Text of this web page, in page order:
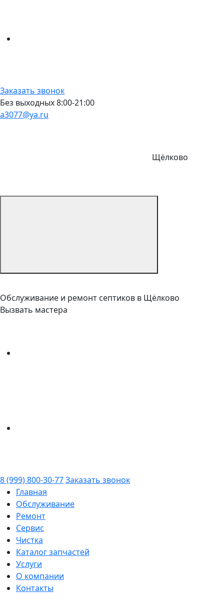
Заказать звонок
Без выходных 8:00-21:00
a3077@ya.ru
Щёлково
Обслуживание и ремонт септиков в Щёлково
Вызвать мастера
8 (999) 800-30-77Заказать звонок
Главная
Обслуживание
Ремонт
Сервис
Чистка
Каталог запчастей
Услуги
О компании
Контакты